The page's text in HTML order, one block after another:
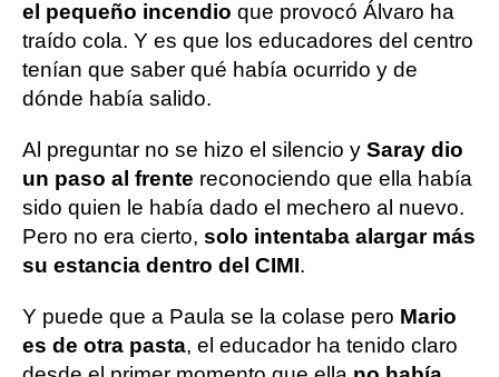
el pequeño incendio que provocó Álvaro ha
traído cola. Y es que los educadores del centro
tenían que saber qué había ocurrido y de
dónde había salido.
Al preguntar no se hizo el silencio y Saray dio
un paso al frente reconociendo que ella había
sido quien le había dado el mechero al nuevo.
Pero no era cierto, solo intentaba alargar más
su estancia dentro del CIMI.
Y puede que a Paula se la colase pero Mario
es de otra pasta, el educador ha tenido claro